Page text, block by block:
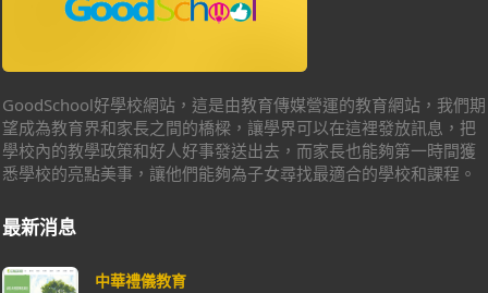
GoodSchool好學校網站，這是由教育傳媒營運的教育網站，我們期
望成為教育界和家長之間的橋樑，讓學界可以在這裡發放訊息，把
學校內的教學政策和好人好事發送出去，而家長也能夠第一時間獲
悉學校的亮點美事，讓他們能夠為子女尋找最適合的學校和課程。
最新消息
中華禮儀教育